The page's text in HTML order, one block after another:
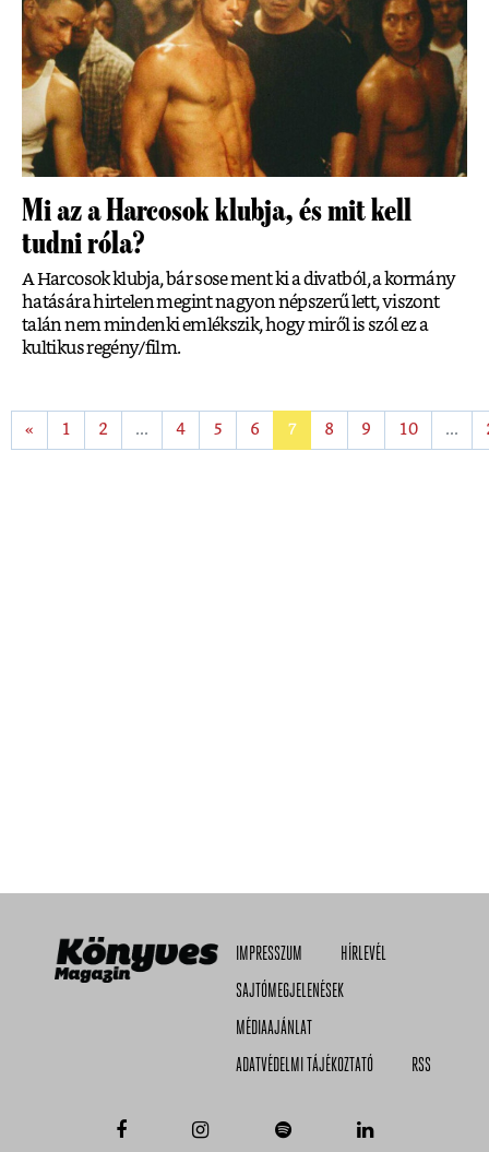
Mi az a Harcosok klubja, és mit kell
tudni róla?
A Harcosok klubja, bár sose ment ki a divatból, a kormány
hatására hirtelen megint nagyon népszerű lett, viszont
talán nem mindenki emlékszik, hogy miről is szól ez a
kultikus regény/film.
« 1 2 ... 4 5 6 7 8 9 10 ...
IMPRESSZUM
HÍRLEVÉL
SAJTÓMEGJELENÉSEK
MÉDIAAJÁNLAT
ADATVÉDELMI TÁJÉKOZTATÓ
RSS